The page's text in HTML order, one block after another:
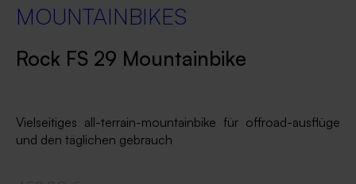
MOUNTAINBIKES
Rock FS 29 Mountainbike
Vielseitiges all-terrain-mountainbike für offroad-ausflüge
und den täglichen gebrauch